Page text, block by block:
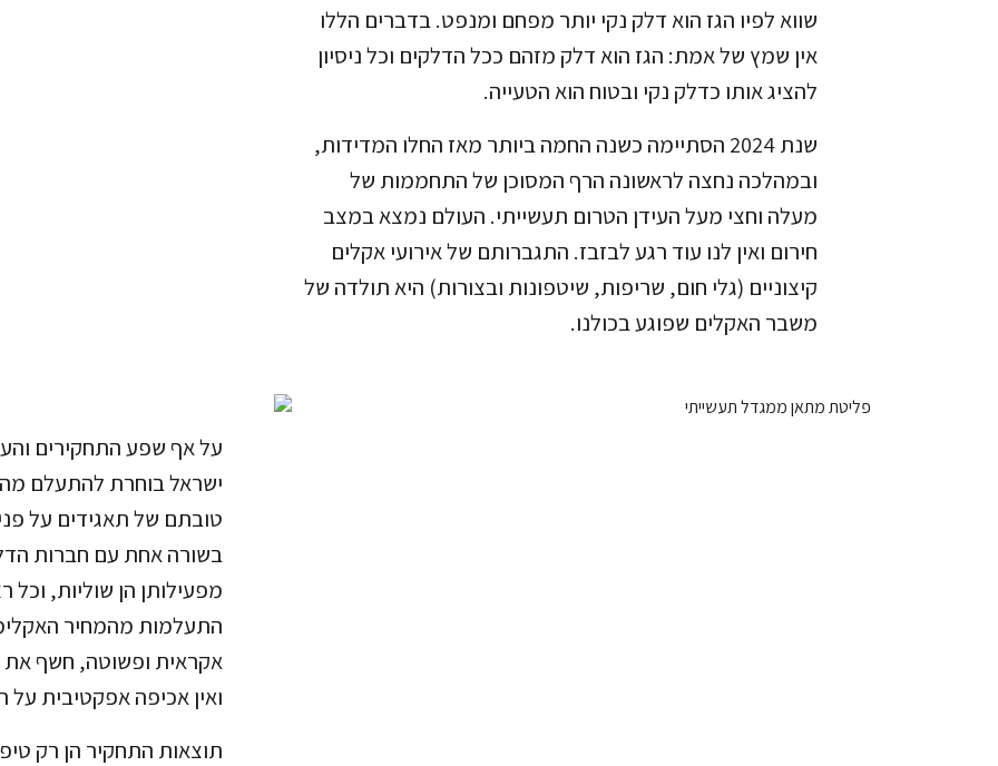
שווא לפיו הגז הוא דלק נקי יותר מפחם ומנפט. בדברים הללו
אין שמץ של אמת: הגז הוא דלק מזהם ככל הדלקים וכל ניסיון
להציג אותו כדלק נקי ובטוח הוא הטעייה.
שנת 2024 הסתיימה כשנה החמה ביותר מאז החלו המדידות,
ובמהלכה נחצה לראשונה הרף המסוכן של התחממות של
מעלה וחצי מעל העידן הטרום תעשייתי. העולם נמצא במצב
חירום ואין לנו עוד רגע לבזבז. התגברותם של אירועי אקלים
קיצוניים (גלי חום, שריפות, שיטפונות ובצורות) היא תולדה של
משבר האקלים שפוגע בכולנו.
על אף שפע התחקירים
ישראל בוחרת להתעלם
טובתם של תאגידים על
בשורה אחת עם חברות
מפעילותן הן שוליות, וכל
התעלמות מהמחיר
אקראית ופשוטה, חשף את
ואין אכיפה אפקטיבית
תוצאות התחקיר הן רק